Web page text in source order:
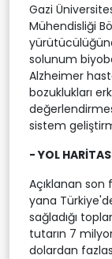
Gazi
Mühendisliği
solunum
Alzheimer
bozuklukları
sistem
- YOL
Açıklanan
yana
sağladığı
tutarın 7
dolardan